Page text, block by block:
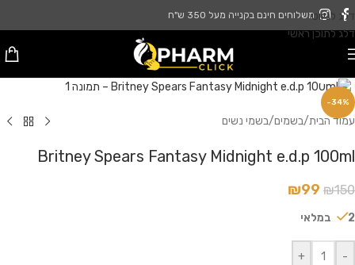
דלג לניווט
דלג לתוכן ראשי
משלוחים חינם בקנייה מעל 350 ש"ח
-34%
עמוד הבית/בשמים/בשמי נשים
Britney Spears Fantasy Midnight e.d.p 100ml
₪150
₪99
2 במלאי
-
+